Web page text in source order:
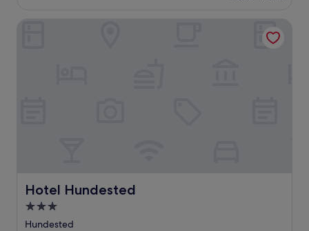
de
150 €
Hotel Hundested
Hotel Hundested
Hébergement
3.0 étoiles
Hundested